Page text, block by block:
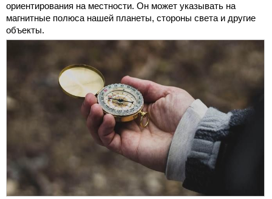
ориентирования на местности. Он может указывать на
магнитные полюса нашей планеты, стороны света и другие
объекты.